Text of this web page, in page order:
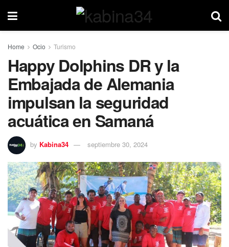
Home Ocio Turismo
Happy Dolphins DR y la
Embajada de Alemania
impulsan la seguridad
acuática en Samaná
by Kabina34 septiembre 30, 2024